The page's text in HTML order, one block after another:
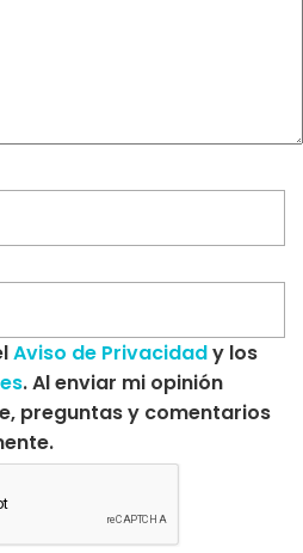
Aviso de Privacidady los
. Al enviar mi opinión
preguntas y comentarios